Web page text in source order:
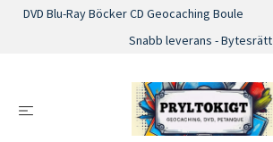
DVD Blu-Ray Böcker CD Geocaching Boule
Snabb leverans - Bytesrätt